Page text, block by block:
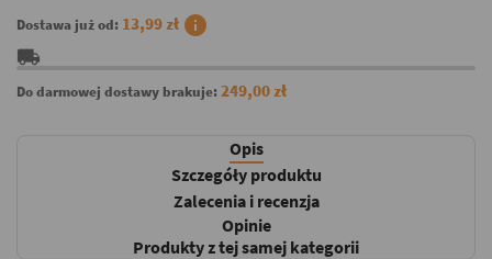
Dostawa już od: 13,99 zł info
local_shipping
Do darmowej dostawy brakuje:249,00 zł
Opis
Szczegóły produktu
Zalecenia i recenzja
Opinie
Produkty z tej samej kategorii